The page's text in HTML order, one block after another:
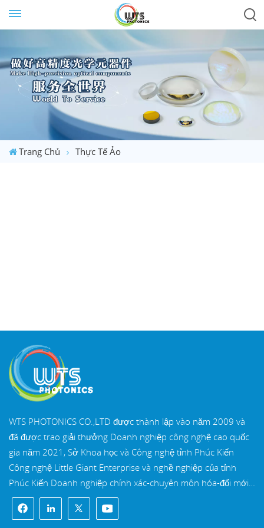
Trang Chủ Thực Tế Ảo
WTS PHOTONICS CO.,LTD được thành lập vào năm 2009 và
đã được trao giải thưởng Doanh nghiệp công nghệ cao quốc
gia năm 2021, Sở Khoa học và Công nghệ tỉnh Phúc Kiến
Công nghệ Little Giant Enterprise và nghề nghiệp của tỉnh
Phúc Kiến Doanh nghiệp chính xác-chuyên môn hóa-đổi mới
vào năm 2022. WTS định vị tại Thành phố ven biển Đông Nam
xinh đẹp, Phúc Châu, một thành phố quang học nổi tiếng ở